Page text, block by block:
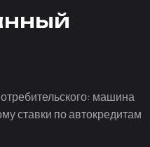
машина
ставки по автокредитам